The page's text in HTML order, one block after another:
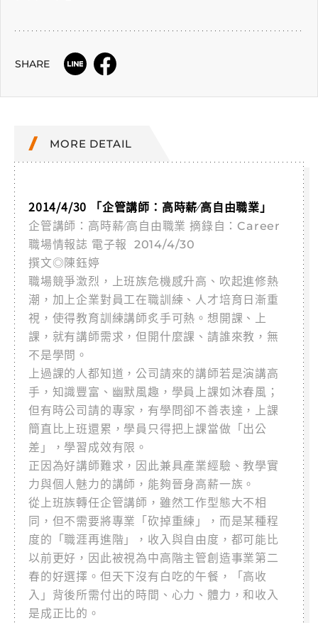
SHARE
MORE DETAIL
2014/4/30 「企管講師：高時薪∕高自由職業」
企管講師：高時薪∕高自由職業 摘錄自：Career
職場情報誌 電子報 2014/4/30
撰文◎陳鈺婷
職場競爭激烈，上班族危機感升高、吹起進修熱
潮，加上企業對員工在職訓練、人才培育日漸重
視，使得教育訓練講師炙手可熱。想開課、上
課，就有講師需求，但開什麼課、請誰來教，無
不是學問。
上過課的人都知道，公司請來的講師若是演講高
手，知識豐富、幽默風趣，學員上課如沐春風；
但有時公司請的專家，有學問卻不善表達，上課
簡直比上班還累，學員只得把上課當做「出公
差」，學習成效有限。
正因為好講師難求，因此兼具產業經驗、教學實
力與個人魅力的講師，能夠晉身高薪一族。
從上班族轉任企管講師，雖然工作型態大不相
同，但不需要將專業「砍掉重練」，而是某種程
度的「職涯再進階」，收入與自由度，都可能比
以前更好，因此被視為中高階主管創造事業第二
春的好選擇。但天下沒有白吃的午餐，「高收
入」背後所需付出的時間、心力、體力，和收入
是成正比的。